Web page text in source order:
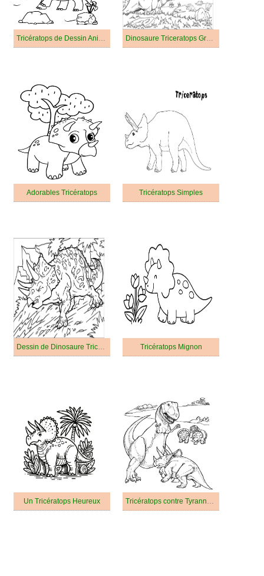
Tricératops de Dessin Animé Dinosaure Triceratops Gratuit
Adorables Tricératops Tricératops Simples
Dessin de Dinosaure Tricératops Gratuit Tricératops Mignon
Un Tricératops Heureux Tricératops contre Tyrannosaure